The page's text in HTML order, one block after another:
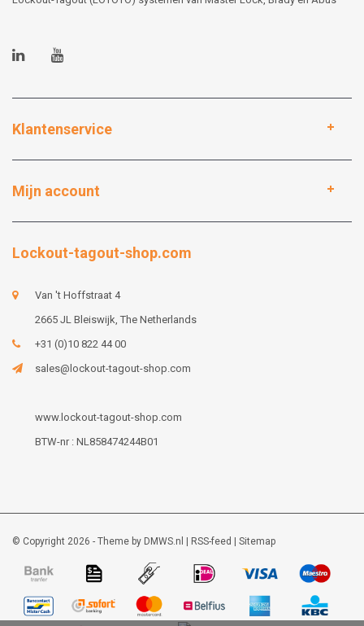
Klantenservice
Mijn account
Lockout-tagout-shop.com
Van 't Hoffstraat 4
2665 JL Bleiswijk, The Netherlands
+31 (0)10 822 44 00
sales@lockout-tagout-shop.com
www.lockout-tagout-shop.com
BTW-nr : NL858474244B01
© Copyright 2026 - Theme by DMWS.nl RSS-feed Sitemap